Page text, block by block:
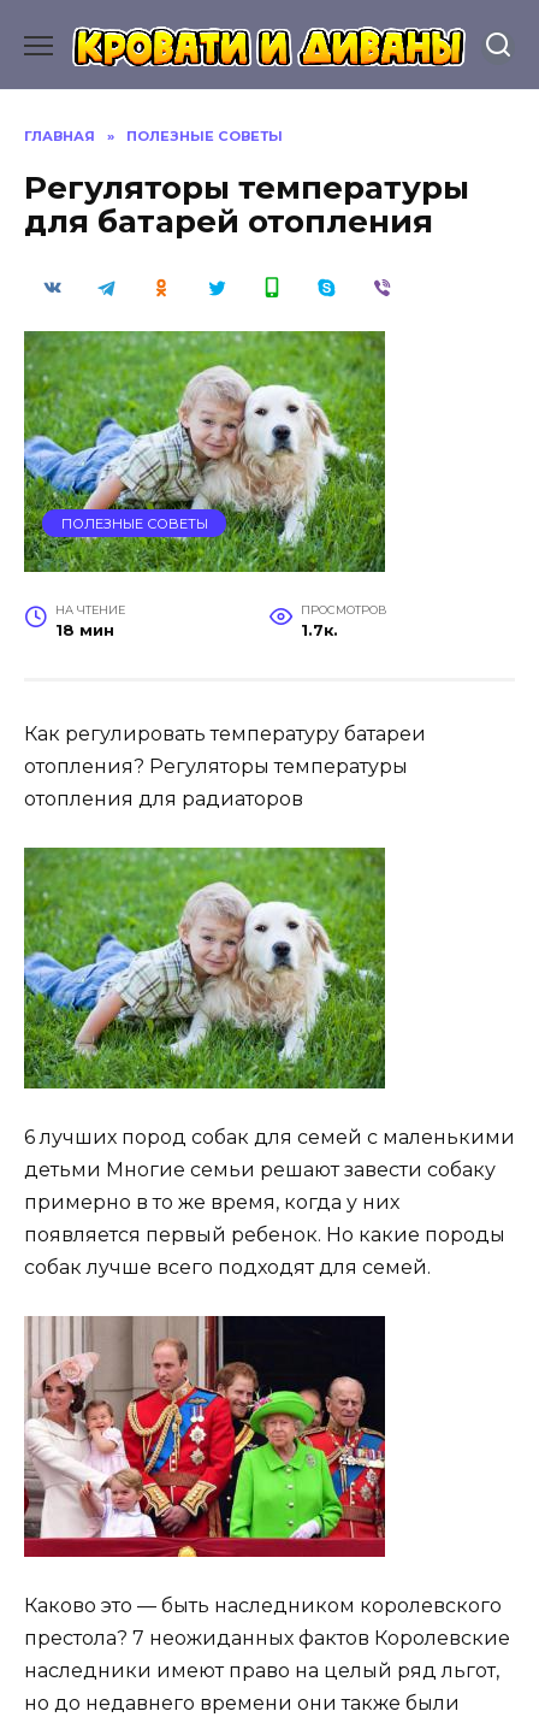
содержанию
ГЛАВНАЯ » ПОЛЕЗНЫЕ СОВЕТЫ
Регуляторы температуры
для батарей отопления
ПОЛЕЗНЫЕ СОВЕТЫ
НА ЧТЕНИЕ
18 мин
ПРОСМОТРОВ
1.7к.
Как регулировать температуру батареи
отопления? Регуляторы температуры
отопления для радиаторов
6 лучших пород собак для семей с маленькими
детьми Многие семьи решают завести собаку
примерно в то же время, когда у них
появляется первый ребенок. Но какие породы
собак лучше всего подходят для семей.
Каково это — быть наследником королевского
престола? 7 неожиданных фактов Королевские
наследники имеют право на целый ряд льгот,
но до недавнего времени они также были